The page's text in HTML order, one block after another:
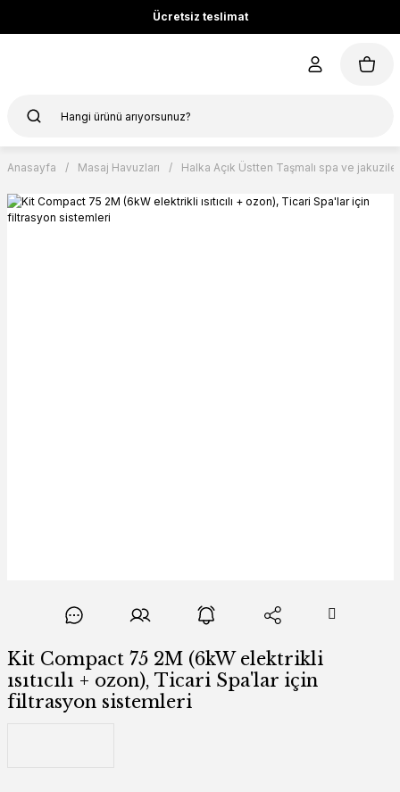
Ücretsiz teslimat
Anasayfa Masaj Havuzları Halka Açık Üstten Taşmalı spa ve jakuziler
Kit Compact 75 2M (6kW elektrikli
ısıtıcılı + ozon), Ticari Spa'lar için
filtrasyon sistemleri